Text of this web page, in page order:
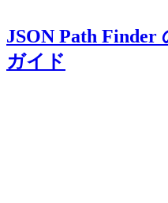
JSON Path Finder
ガイド